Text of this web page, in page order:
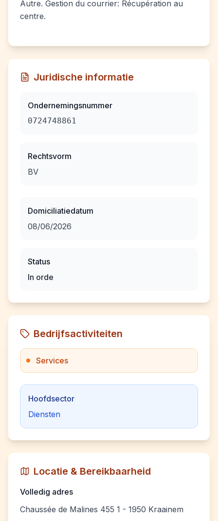
Autre. Gestion du courrier: Récupération au
centre.
Juridische informatie
Ondernemingsnummer
0724748861
Rechtsvorm
BV
Domiciliatiedatum
08/06/2026
Status
In orde
Bedrijfsactiviteiten
Services
Hoofdsector
Diensten
Locatie & Bereikbaarheid
Volledig adres
Chaussée de Malines 455 1 - 1950 Kraainem